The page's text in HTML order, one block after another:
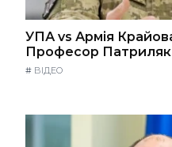
УПА vs Армія
Професор Патриляк
# ВІДЕО